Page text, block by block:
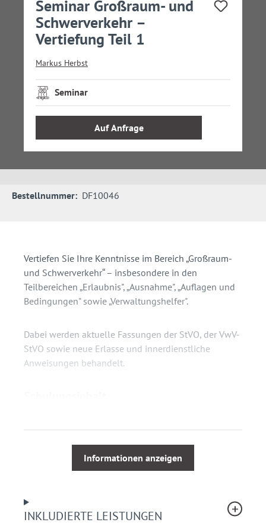
Seminar Großraum- und
Schwerverkehr –
Vertiefung Teil 1
Markus Herbst
Seminar
Auf Anfrage
Bestellnummer: DF10046
Vertiefen Sie Ihre Kenntnisse im Bereich „Großraum-
und Schwerverkehr“ – insbesondere in den
Teilbereichen „Erlaubnis", „Ausnahme", „Auflagen und
Bedingungen" sowie „Verwaltungshelfer".
Dabei werden aktuelle Fassungen der StVO, der VwV-
StVO sowie neue Erlasse und innerdienstliche
Anweisungen behandelt.
Ausnahme (und Änderungen durch die VwV-StVO
Informationen anzeigen
INKLUDIERTE LEISTUNGEN